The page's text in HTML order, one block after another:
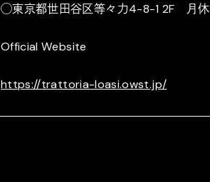
◯東京都世田谷区等々力4-8-1 2F 月休
Official Website
https://trattoria-loasi.owst.jp/